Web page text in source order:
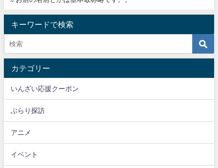
キーワードで検索
カテゴリー
いんざい応援クーポン
ぶらり探訪
アニメ
イベント